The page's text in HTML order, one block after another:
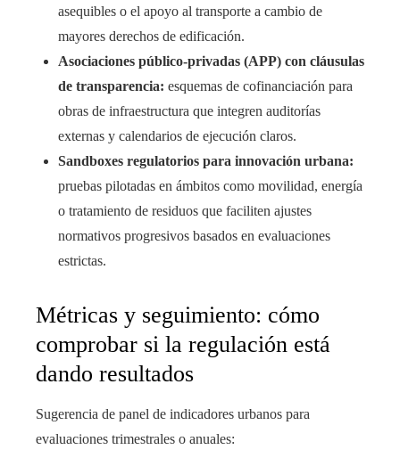
asequibles o el apoyo al transporte a cambio de
mayores derechos de edificación.
Asociaciones público-privadas (APP) con cláusulas
de transparencia: esquemas de cofinanciación para
obras de infraestructura que integren auditorías
externas y calendarios de ejecución claros.
Sandboxes regulatorios para innovación urbana:
pruebas pilotadas en ámbitos como movilidad, energía
o tratamiento de residuos que faciliten ajustes
normativos progresivos basados en evaluaciones
estrictas.
Métricas y seguimiento: cómo
comprobar si la regulación está
dando resultados
Sugerencia de panel de indicadores urbanos para
evaluaciones trimestrales o anuales: